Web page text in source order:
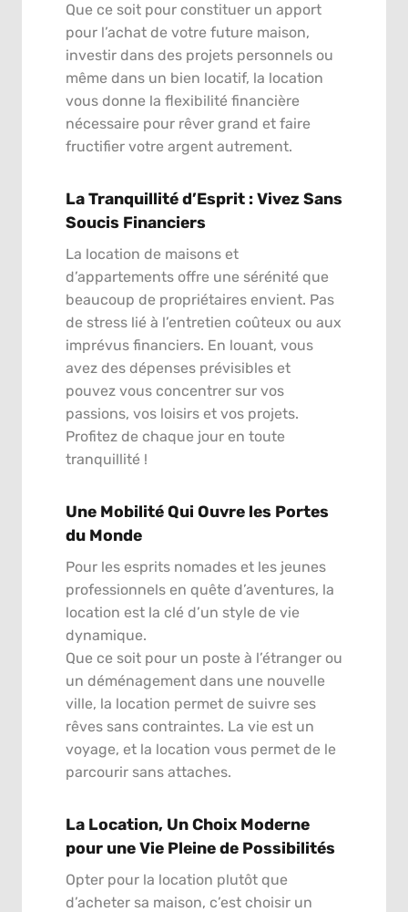
Que ce soit pour constituer un apport
pour l’achat de votre future maison,
investir dans des projets personnels ou
même dans un bien locatif, la location
vous donne la flexibilité financière
nécessaire pour rêver grand et faire
fructifier votre argent autrement.
La Tranquillité d’Esprit : Vivez Sans
Soucis Financiers
La location de maisons et
d’appartements offre une sérénité que
beaucoup de propriétaires envient. Pas
de stress lié à l’entretien coûteux ou aux
imprévus financiers. En louant, vous
avez des dépenses prévisibles et
pouvez vous concentrer sur vos
passions, vos loisirs et vos projets.
Profitez de chaque jour en toute
tranquillité !
Une Mobilité Qui Ouvre les Portes
du Monde
Pour les esprits nomades et les jeunes
professionnels en quête d’aventures, la
location est la clé d’un style de vie
dynamique.
Que ce soit pour un poste à l’étranger ou
un déménagement dans une nouvelle
ville, la location permet de suivre ses
rêves sans contraintes. La vie est un
voyage, et la location vous permet de le
parcourir sans attaches.
La Location, Un Choix Moderne
pour une Vie Pleine de Possibilités
Opter pour la location plutôt que
d’acheter sa maison, c’est choisir un